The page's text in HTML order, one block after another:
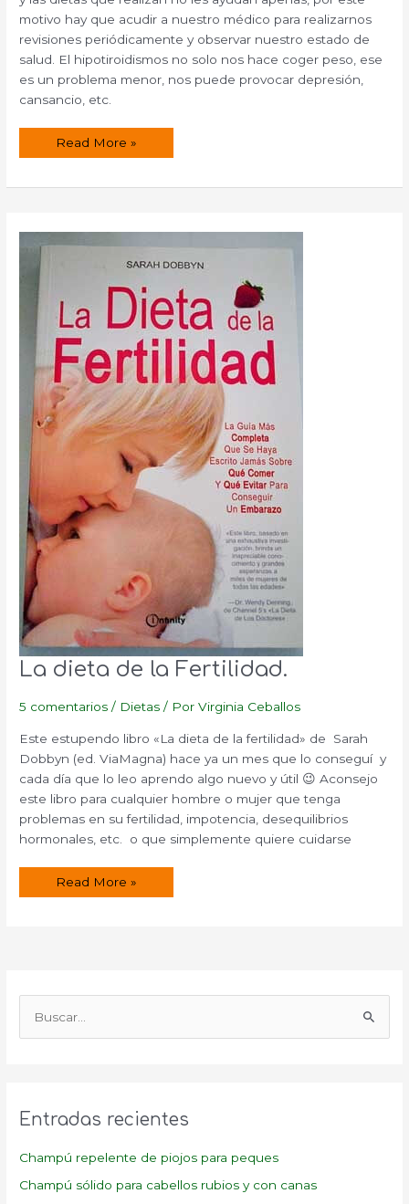
motivo hay que acudir a nuestro médico para realizarnos
revisiones periódicamente y observar nuestro estado de
salud. El hipotiroidismos no solo nos hace coger peso, ese
es un problema menor, nos puede provocar depresión,
cansancio, etc.
El
tratamiento
Read More »
La dieta de la Fertilidad.
5 comentarios / Dietas / PorVirginia Ceballos
Este estupendo libro «La dieta de la fertilidad» de Sarah
Dobbyn (ed. ViaMagna) hace ya un mes que lo conseguí y
cada día que lo leo aprendo algo nuevo y útil 😉 Aconsejo
este libro para cualquier hombre o mujer que tenga
problemas en su fertilidad, impotencia, desequilibrios
hormonales, etc. o que simplemente quiere cuidarse
La
Read More »
r
p
o
Entradas recientes
Champú repelente de piojos para peques
Champú sólido para cabellos rubios y con canas